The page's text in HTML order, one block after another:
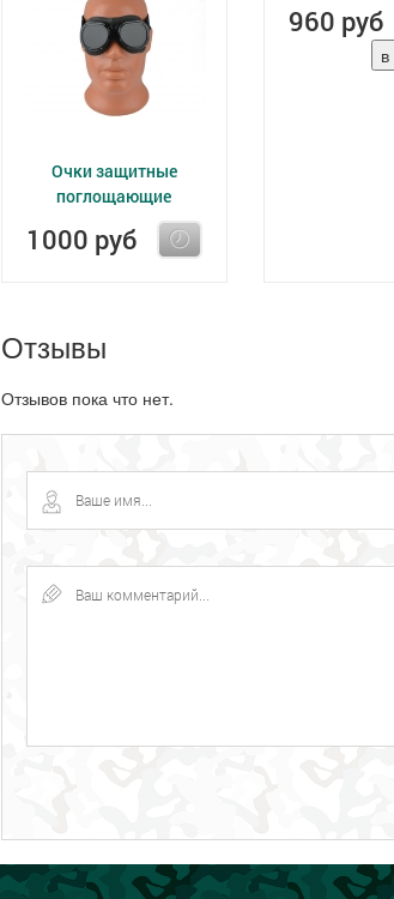
Очки защитные
поглощающие
1000 руб
960 руб
Отзывы
Отзывов пока что нет.